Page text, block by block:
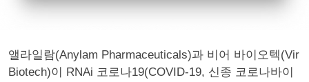
앨라일람(Anylam Pharmaceuticals)과 비어 바이오텍(Vir
Biotech)이 RNAi 코로나19(COVID-19, 신종 코로나바이